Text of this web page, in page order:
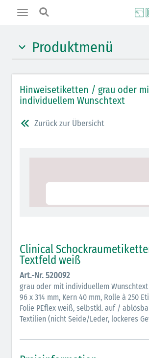
Toggle
Produktmenü
Schockraumetiketten 55 x 210 mm
Wand-/Tischspender / Zubehör
Hinweisetiketten / grau oder
individuellem Wunschtext
Zurück zur Übersicht
Clinical
Textfeld weiß
Art.-Nr. 520092
grau oder mit individuellem Wunschtext
96 x 314 mm, Kern 40 mm, Rolle à 250
Folie PEflex weiß, selbstkl. auf /
Textilien (nicht Seide/Leder, lockeres